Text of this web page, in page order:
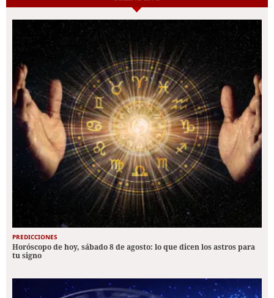
PREDICCIONES
Horóscopo de hoy, sábado 8 de agosto: lo que dicen los astros para
tu signo